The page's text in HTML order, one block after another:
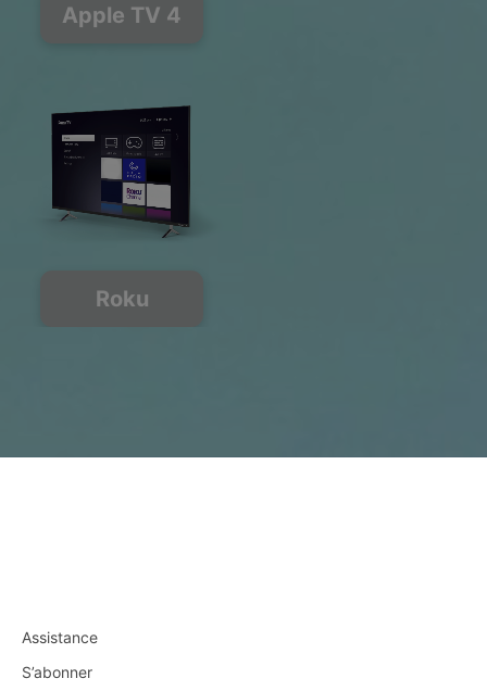
Apple TV 4
Roku
Assistance
S’abonner